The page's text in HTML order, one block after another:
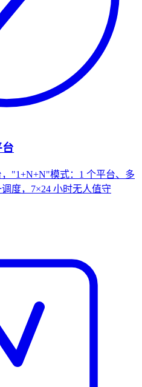
"1+N+N"模式：1 个平台、多
度，7×24 小时无人值守